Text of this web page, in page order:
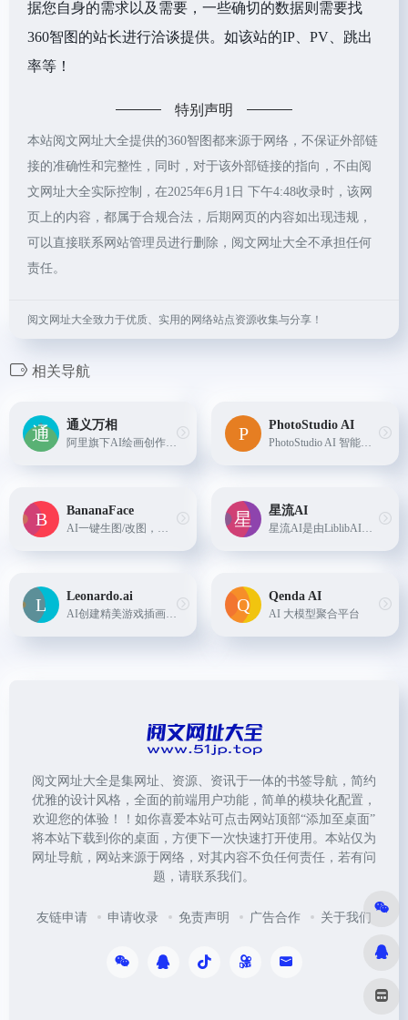
据您自身的需求以及需要，一些确切的数据则需要找
360智图的站长进行洽谈提供。如该站的IP、PV、跳出
率等！
特别声明
本站阅文网址大全提供的360智图都来源于网络，不保证外部链
接的准确性和完整性，同时，对于该外部链接的指向，不由阅
文网址大全实际控制，在2025年6月1日 下午4:48收录时，该网
页上的内容，都属于合规合法，后期网页的内容如出现违规，
可以直接联系网站管理员进行删除，阅文网址大全不承担任何
责任。
阅文网址大全致力于优质、实用的网络站点资源收集与分享！
相关导航
通义万相
阿里旗下AI绘画创作大模型，能够根据输入的文字内容生成符合语义描述的不同风格的图像。
PhotoStudio AI
PhotoStudio AI 智能商拍摄影，提供真实高颜值AI模特资源，海量AI商业场景，简单3步生成超高颜值的AI摄影大片，填写邀请码：V5XPAFLC 可额外获得200虹豆
BananaFace
AI一键生图/改图，给予 Banana AI 开发
星流AI
星流AI是由LiblibAI平台推出的一款AI图像创作工具，专注于为图像艺术家提供高效的生成式创作。
Leonardo.ai
AI创建精美游戏插画资产
Qenda AI
AI 大模型聚合平台
阅文网址大全是集网址、资源、资讯于一体的书签导航，简约
优雅的设计风格，全面的前端用户功能，简单的模块化配置，
欢迎您的体验！！如你喜爱本站可点击网站顶部“添加至桌面”
将本站下载到你的桌面，方便下一次快速打开使用。本站仅为
网址导航，网站来源于网络，对其内容不负任何责任，若有问
题，请联系我们。
友链申请 申请收录 免责声明 广告合作 关于我们